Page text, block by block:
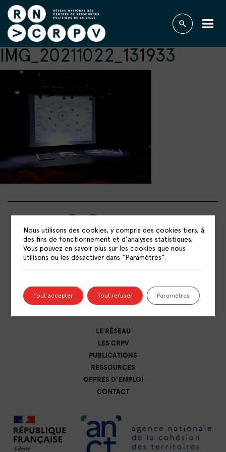
IMG_20211022_131933
RÉSEAU NATIONAL DES CENTRES DE
15 rue Catulienne
93200 Saint-Denis
LE RÉSEAU
LES CRPV
PUBLICATIONS
RESSOURCES
OFFRES D’EMPLOI
CONTACT
Nous utilisons des cookies, y compris des cookies tiers, à
des fins de fonctionnement et d’analyses statistiques.
Vous pouvez en savoir plus sur les cookies que nous
utilisons ou les désactiver dans "Paramètres".
Tout accepter Tout refuser Paramètres